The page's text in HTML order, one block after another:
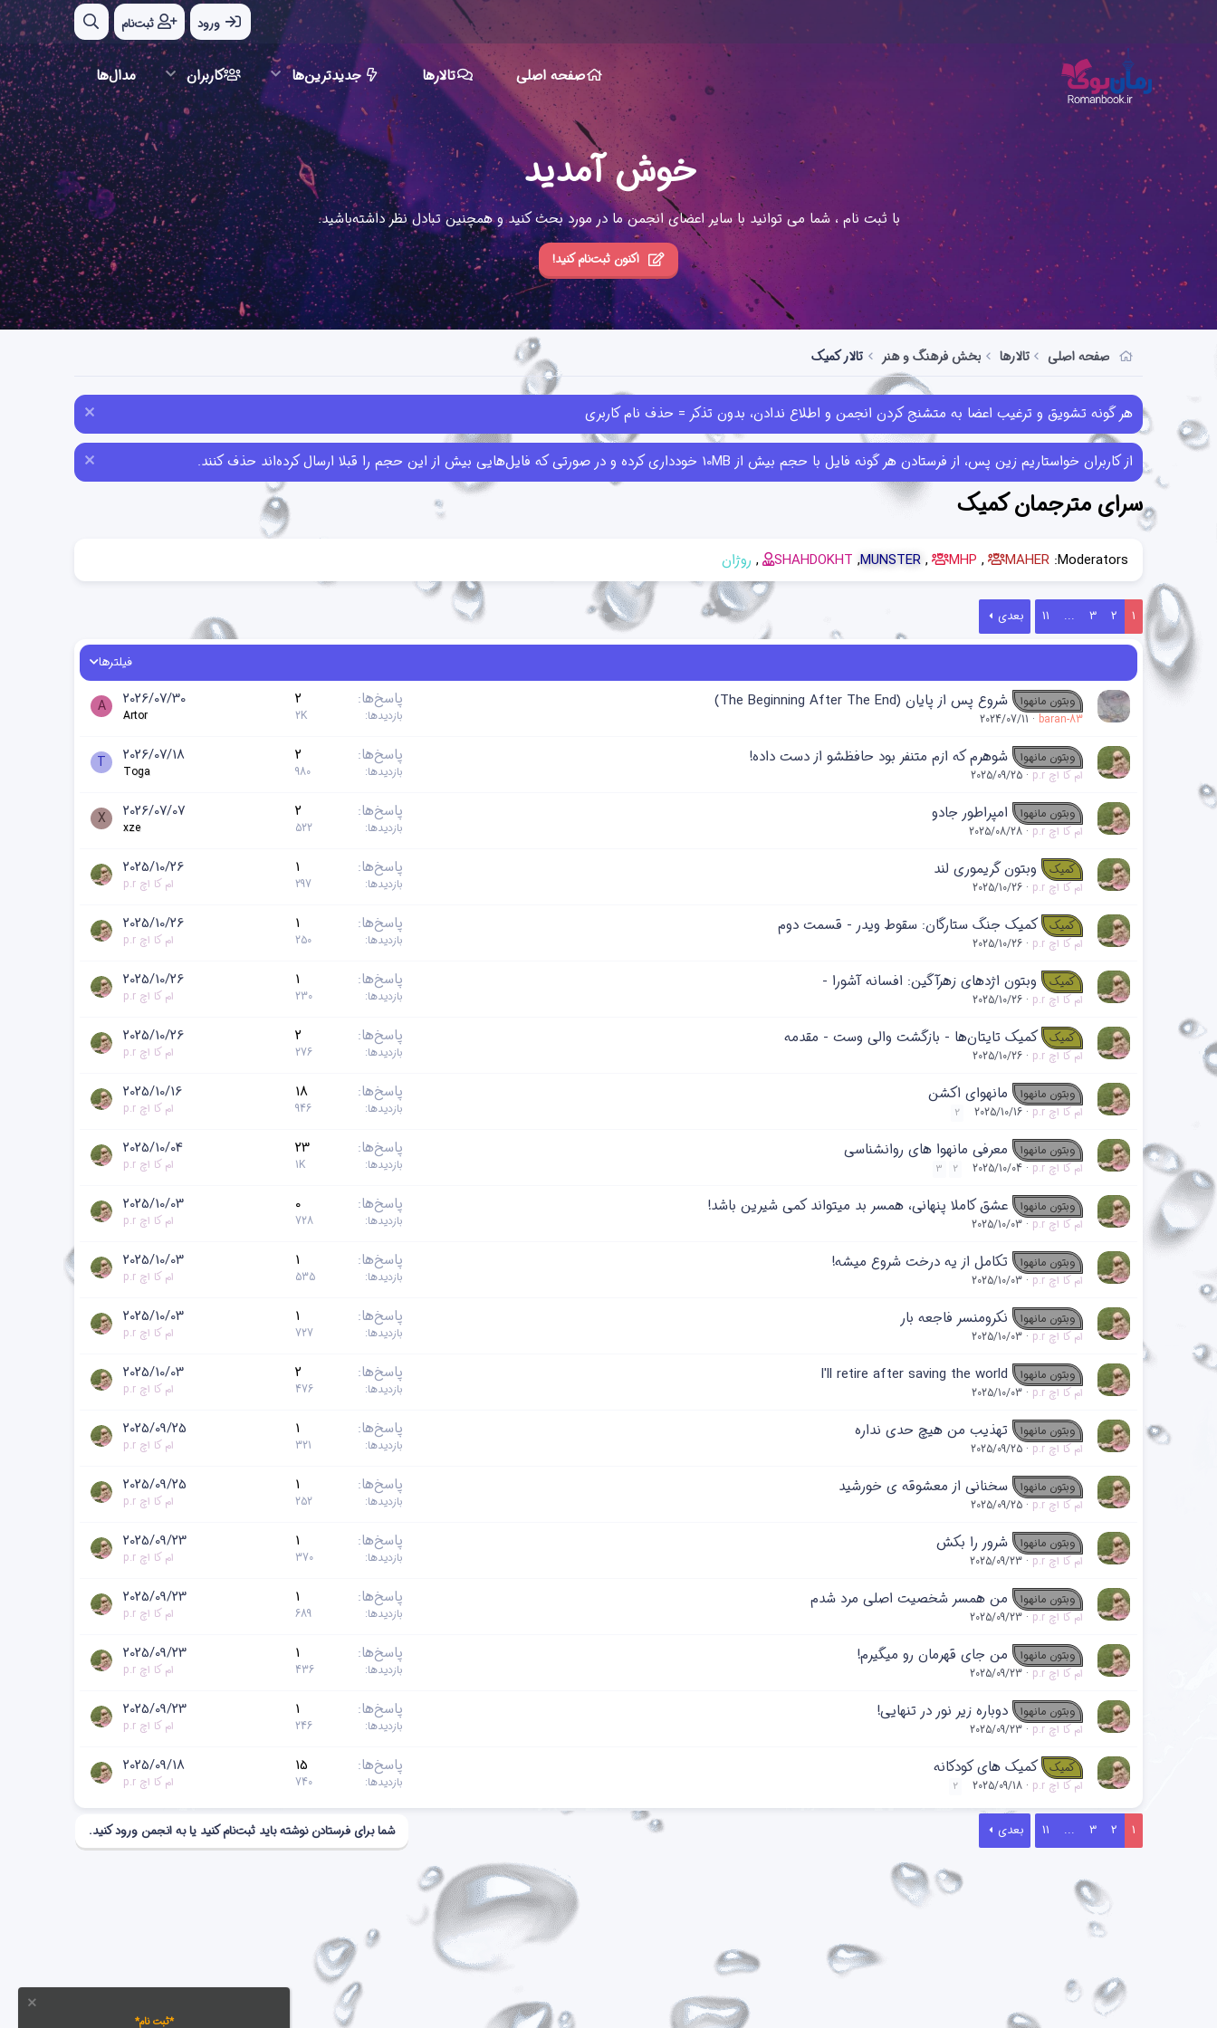
ورود ثبت‌نام
صفحه اصلی تالارها جدیدترین‌ها کاربران مدال‌ها
خوش آمدید
با ثبت نام ، شما می توانید با سایر اعضای انجمن ما در مورد بحث کنید و همچنین تبادل نظر داشته‌باشید.
اکنون ثبت‌نام کنید!
صفحه اصلی تالارها بخش فرهنگ و هنر تالار کمیک
هر گونه تشویق و ترغیب اعضا به متشنج کردن انجمن و اطلاع ندادن، بدون تذکر = حذف نام کاربری
از کاربران خواستاریم زین پس، از فرستادن هر گونه فایل با حجم بیش از 10MB خودداری کرده و در صورتی که فایل‌هایی بیش از این حجم را قبلا ارسال کرده‌اند حذف کنند.
سرای مترجمان کمیک
Moderators:
MAHER
MHP
MUNSTER
SHAHDOKHT روژان
1
2
3
...
11 بعدی
فیلترها
وبتون مانهوا شروع پس از پایان (The Beginning After The End)
baran-83
2024/07/11
پاسخ‌ها 2
بازدیدها 2K
2026/07/30
Artor
A
وبتون مانهوا شوهرم که ازم متنفر بود حافظشو از دست داده!
ام کا اچ p.r 2025/09/25
پاسخ‌ها 2
بازدیدها 980
2026/07/18
Toga
T
وبتون مانهوا امپراطور جادو
ام کا اچ p.r 2025/08/28
پاسخ‌ها 2
بازدیدها 522
2026/07/07
xze
X
کمیک وبتون گریموری لند
ام کا اچ p.r 2025/10/26
پاسخ‌ها 1
بازدیدها 297
2025/10/26
ام کا اچ p.r
کمیک کمیک جنگ ستارگان: سقوط ویدر - قسمت دوم
ام کا اچ p.r 2025/10/26
پاسخ‌ها 1
بازدیدها 250
2025/10/26
ام کا اچ p.r
کمیک وبتون اژدهای زهرآگین: افسانه آشورا -
ام کا اچ p.r 2025/10/26
پاسخ‌ها 1
بازدیدها 230
2025/10/26
ام کا اچ p.r
کمیک کمیک تایتان‌ها - بازگشت والی وست - مقدمه
ام کا اچ p.r 2025/10/26
پاسخ‌ها 2
بازدیدها 276
2025/10/26
ام کا اچ p.r
وبتون مانهوا مانهوای اکشن
ام کا اچ p.r 2025/10/16
2
پاسخ‌ها 18
بازدیدها 946
2025/10/16
ام کا اچ p.r
وبتون مانهوا معرفی مانهوا های روانشناسی
ام کا اچ p.r 2025/10/04
2
3
پاسخ‌ها 23
بازدیدها 1K
2025/10/04
ام کا اچ p.r
وبتون مانهوا عشق کاملا پنهانی، همسر بد میتواند کمی شیرین باشد!
ام کا اچ p.r 2025/10/03
پاسخ‌ها 0
بازدیدها 728
2025/10/03
ام کا اچ p.r
وبتون مانهوا تکامل از یه درخت شروع میشه!
ام کا اچ p.r 2025/10/03
پاسخ‌ها 1
بازدیدها 535
2025/10/03
ام کا اچ p.r
وبتون مانهوا نکرومنسر فاجعه‌ بار
ام کا اچ p.r 2025/10/03
پاسخ‌ها 1
بازدیدها 727
2025/10/03
ام کا اچ p.r
وبتون مانهوا I'll retire after saving the world
ام کا اچ p.r 2025/10/03
پاسخ‌ها 2
بازدیدها 476
2025/10/03
ام کا اچ p.r
وبتون مانهوا تهذیب من هیچ حدی نداره
ام کا اچ p.r 2025/09/25
پاسخ‌ها 1
بازدیدها 321
2025/09/25
ام کا اچ p.r
وبتون مانهوا سخنانی از معشوقه ی خورشید
ام کا اچ p.r 2025/09/25
پاسخ‌ها 1
بازدیدها 252
2025/09/25
ام کا اچ p.r
وبتون مانهوا شرور را بکش
ام کا اچ p.r 2025/09/23
پاسخ‌ها 1
بازدیدها 370
2025/09/23
ام کا اچ p.r
وبتون مانهوا من همسر شخصیت اصلی مرد شدم
ام کا اچ p.r 2025/09/23
پاسخ‌ها 1
بازدیدها 689
2025/09/23
ام کا اچ p.r
وبتون مانهوا من جای قهرمان رو میگیرم!
ام کا اچ p.r 2025/09/23
پاسخ‌ها 1
بازدیدها 436
2025/09/23
ام کا اچ p.r
وبتون مانهوا دوباره زیر نور در تنهایی!
ام کا اچ p.r 2025/09/23
پاسخ‌ها 1
بازدیدها 246
2025/09/23
ام کا اچ p.r
کمیک کمیک ‌های کودکانه
ام کا اچ p.r 2025/09/18
2
پاسخ‌ها 15
بازدیدها 740
2025/09/18
ام کا اچ p.r
1
2
3
...
11 بعدی شما برای فرستادن نوشته باید ثبت‌نام کنید یا به انجمن ورود کنید.
*ثبت نام*